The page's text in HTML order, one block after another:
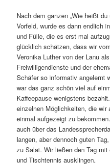
Nach dem ganzen „Wie heißt
Vorfeld, wurde es dann endlich
und Fülle, die es erst mal
glücklich schätzen, dass wir
Veronika Luther von der Lanu
Freiwilligendienste und der
Schäfer so informativ angelernt
war das ganz schön viel auf
Kaffeepause wenigstens
einzelnen Möglichkeiten, die wir
einmal aufgezeigt zu
auch über das
langen, aber dennoch guten
zu Salat. Wir ließen den Tag
und Tischtennis ausklingen.